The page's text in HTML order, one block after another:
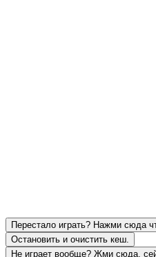
Перестало играть? Нажми сюда
Остановить и очистить кеш.
Не играет вообще? Жми сюда,